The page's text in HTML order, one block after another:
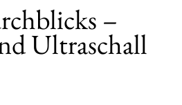
–
Ultraschall